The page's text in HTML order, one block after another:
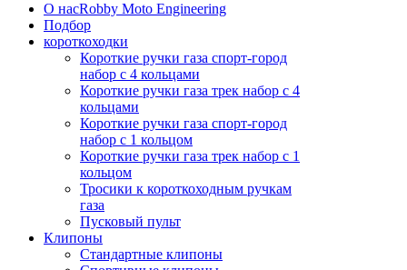
О насRobby Moto Engineering
Подбор
короткоходки
Короткие ручки газа спорт-город
набор с 4 кольцами
Короткие ручки газа трек набор с 4
кольцами
Короткие ручки газа спорт-город
набор с 1 кольцом
Короткие ручки газа трек набор с 1
кольцом
Тросики к короткоходным ручкам
газа
Пусковый пульт
Клипоны
Стандартные клипоны